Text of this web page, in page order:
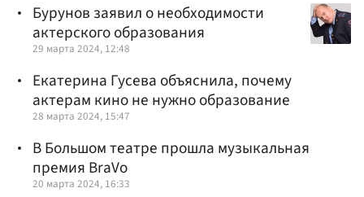
Бурунов заявил о необходимости
актерского образования
29 марта 2024, 12:48
Екатерина Гусева объяснила, почему
актерам кино не нужно образование
28 марта 2024, 15:47
В Большом театре прошла музыкальная
премия BraVo
20 марта 2024, 16:33